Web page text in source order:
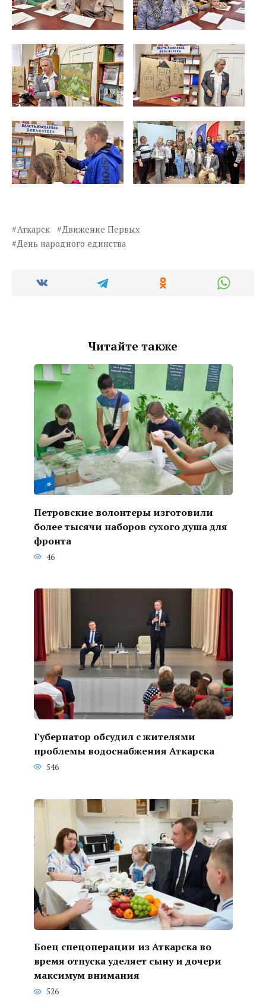
Аткарск
Движение Первых
День народного единства
Читайте также
Петровские волонтеры изготовили
более тысячи наборов сухого душа для
фронта
46
Губернатор обсудил с жителями
проблемы водоснабжения Аткарска
546
Боец спецоперации из Аткарска во
время отпуска уделяет сыну и дочери
максимум внимания
526